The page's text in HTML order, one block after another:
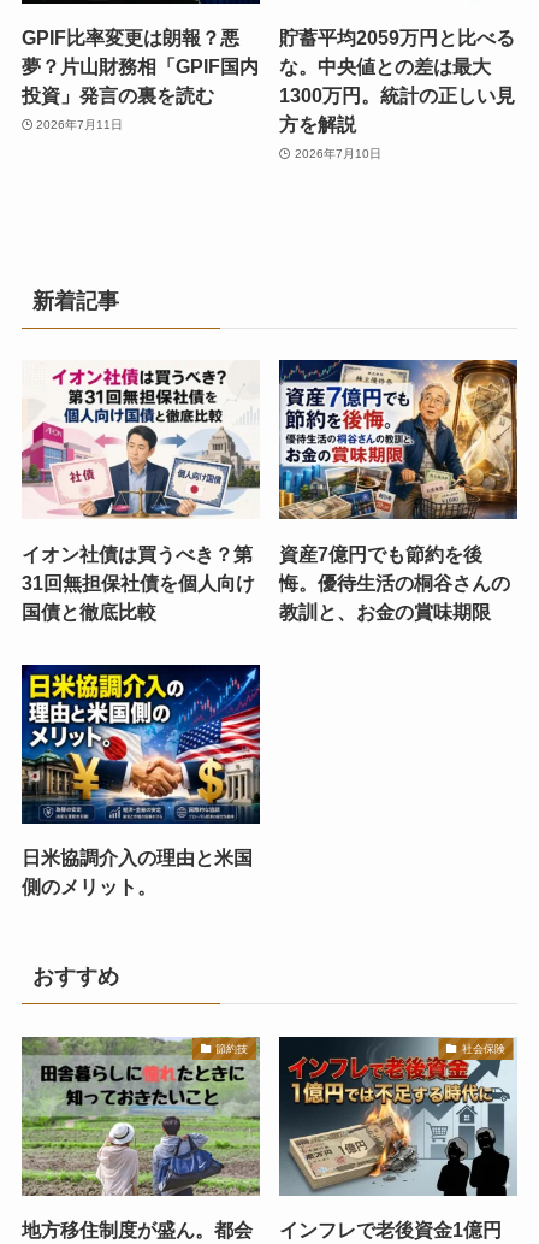
GPIF比率変更は朗報？悪
夢？片山財務相「GPIF国内
投資」発言の裏を読む
2026年7月11日
貯蓄平均2059万円と比べる
な。中央値との差は最大
1300万円。統計の正しい見
方を解説
2026年7月10日
新着記事
イオン社債は買うべき？第
31回無担保社債を個人向け
国債と徹底比較
資産7億円でも節約を後
悔。優待生活の桐谷さんの
教訓と、お金の賞味期限
日米協調介入の理由と米国
側のメリット。
おすすめ
節約技
地方移住制度が盛ん。都会
社会保険
インフレで老後資金1億円